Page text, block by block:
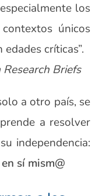
los
únicos
críticas”.
Briefs
a otro país, se
a resolver
independencia:
sí mism@